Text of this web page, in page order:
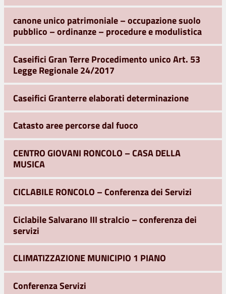
canone unico patrimoniale – occupazione suolo
pubblico – ordinanze – procedure e modulistica
Caseifici Gran Terre Procedimento unico Art. 53
Legge Regionale 24/2017
Caseifici Granterre elaborati determinazione
Catasto aree percorse dal fuoco
CENTRO GIOVANI RONCOLO – CASA DELLA
MUSICA
CICLABILE RONCOLO – Conferenza dei Servizi
Ciclabile Salvarano III stralcio – conferenza dei
servizi
CLIMATIZZAZIONE MUNICIPIO 1 PIANO
Conferenza Servizi